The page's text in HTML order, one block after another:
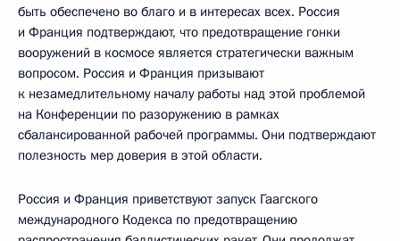
быть обеспечено во благо и в интересах всех. Россия
и Франция подтверждают, что предотвращение гонки
вооружений в космосе является стратегически важным
вопросом. Россия и Франция призывают
к незамедлительному началу работы над этой проблемой
на Конференции по разоружению в рамках
сбалансированной рабочей программы. Они подтверждают
полезность мер доверия в этой области.
Россия и Франция приветствуют запуск Гаагского
международного Кодекса по предотвращению